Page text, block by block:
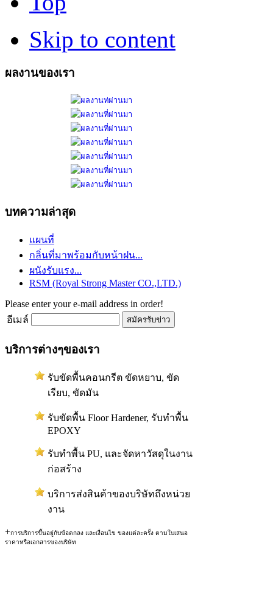
Skip to content
ผลงานของเรา
บทความล่าสุด
แผนที่
กลิ่นที่มาพร้อมกับหน้าฝน...
ผนังรับแรง...
RSM (Royal Strong Master CO.,LTD.)
Please enter your e-mail address in order!
อีเมล์
บริการต่างๆของเรา
รับขัดพื้นคอนกรีต ขัดหยาบ, ขัด
เรียบ, ขัดมัน
รับขัดพื้น Floor Hardener, รับทำพื้น
EPOXY
รับทำพื้น PU, และจัดหาวัสดุในงาน
ก่อสร้าง
บริการส่งสินค้าของบริษัทถึงหน่วย
งาน
+การบริการขึ้นอยู่กับข้อตกลง และเงื่อนไข ของแต่ละครั้ง ตามใบเสนอ
ราคาหรือเอกสารของบริษัท